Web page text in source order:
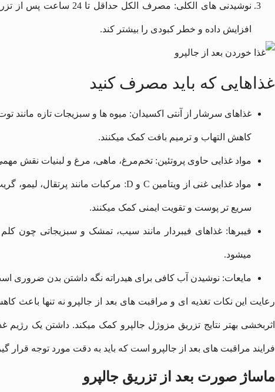
نوشیدنی‌ های الکلی: مصرف
افزایش داده و خطر کبودی را بیشتر کند.
غذاهایی که باید مصرف کنید
غذاهای سرشار از آنتی‌ اکسیدان: میوه‌ ها و سبزیجات تازه مانند
کاهش التهاب و ترمیم بافت کمک میکنند.
مواد غذایی حاوی پروتئین: تخم‌مرغ، ماهی، مرغ و لبنیات نقش
سریع‌ تر پوست و تقویت ایمنی کمک میکنند.
فیبرها: غذاهای فیبردار مانند سیب، تمشک و سبزیجاتی چون
میشود.
مایعات: نوشیدن آب کافی برای هیدراته نگه داشتن بدن ضروری
رعایت این نکات تغذیه‌ ای و مراقبت های بعد از جالپرو نه تنها باعث
اثربخشی بهتر نتایج تزریق مزوژل جالپرو کمک میکند. داشتن یک
فرایند مراقبت های بعد از جالپرو است که باید به دقت مورد توجه قرار
ماساژ صورت بعد از تزریق جالپرو